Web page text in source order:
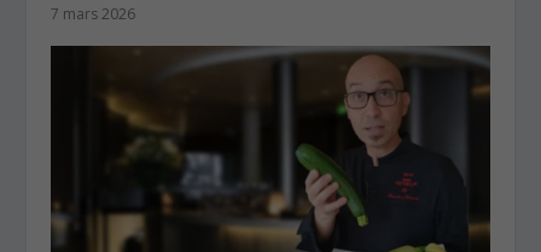
7 mars 2026